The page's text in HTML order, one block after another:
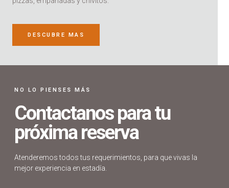
DESCUBRE MAS
NO LO PIENSES MÁS
Contactanos para tu
próxima reserva
Atenderemos todos tus requerimientos, para que vivas la
mejor experiencia en estadía.